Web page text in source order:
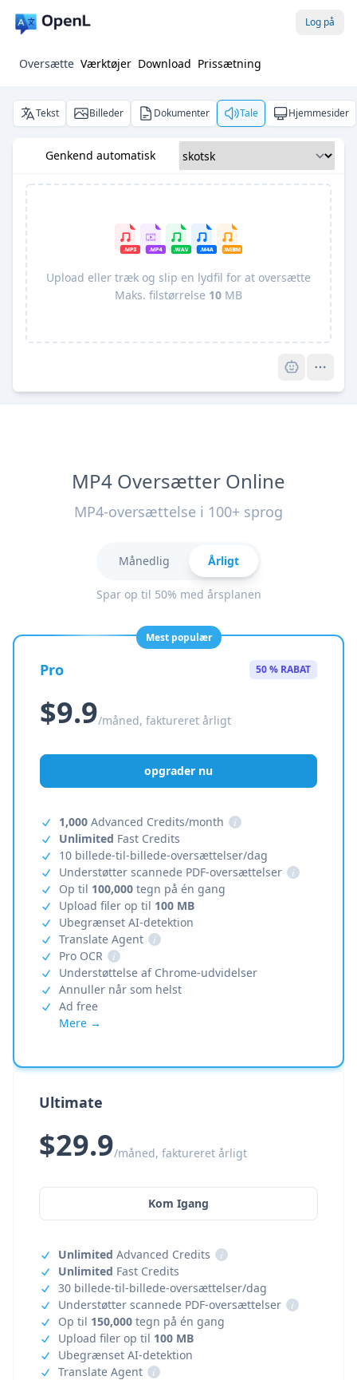
Log på
Oversætte Værktøjer Download Prissætning
Tekst Billeder Dokumenter Tale Hjemmesider
Genkend automatisk
Upload eller træk og slip en lydfil for at oversætte
Maks. filstørrelse 10 MB
MP4 Oversætter Online
MP4-oversættelse i 100+ sprog
Månedlig Årligt
Spar op til 50% med årsplanen
Mest populær
Pro 50 % RABAT
$9.9/måned, faktureret årligt
opgrader nu
1,000 Advanced Credits/month
i
Unlimited Fast Credits
10 billede-til-billede-oversættelser/dag
Understøtter scannede PDF-oversættelser
i
Op til 100,000 tegn på én gang
Upload filer op til 100 MB
Ubegrænset AI-detektion
Translate Agent
i
Pro OCR
i
Understøttelse af Chrome-udvidelser
Annuller når som helst
Ad free
Mere →
Ultimate
$29.9/måned, faktureret årligt
Kom Igang
Unlimited Advanced Credits
i
Unlimited Fast Credits
30 billede-til-billede-oversættelser/dag
Understøtter scannede PDF-oversættelser
i
Op til 150,000 tegn på én gang
Upload filer op til 100 MB
Ubegrænset AI-detektion
Translate Agent
i